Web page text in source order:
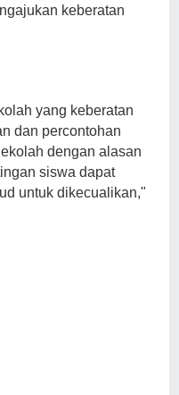
keberatan
yang keberatan
dan percontohan
dengan alasan
siswa dapat
untuk dikecualikan,"